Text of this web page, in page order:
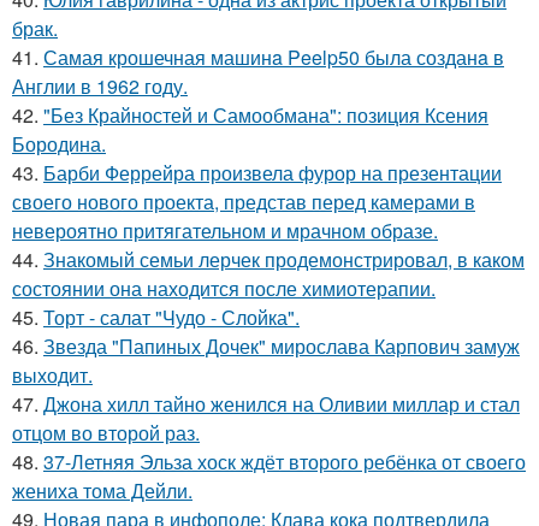
брак.
41. Самая крошечная машинa Peelp50 была созданa в
Англии в 1962 году.
42. "Без Крайностей и Самообмана": позиция Ксения
Бородина.
43. Барби Феррейра произвела фурор на презентации
своего нового проекта, представ перед камерами в
невероятно притягательном и мрачном образе.
44. Знакомый семьи лерчек продемонстрировал, в каком
состоянии она находится после химиотерапии.
45. Торт - салат "Чудо - Слойка".
46. Звезда "Папиных Дочек" мирослава Карпович замуж
выходит.
47. Джона хилл тайно женился на Оливии миллар и стал
отцом во второй раз.
48. 37-Летняя Эльза хоск ждёт второго ребёнка от своего
жениха тома Дейли.
49. Новая пара в инфополе: Клава кока подтвердила